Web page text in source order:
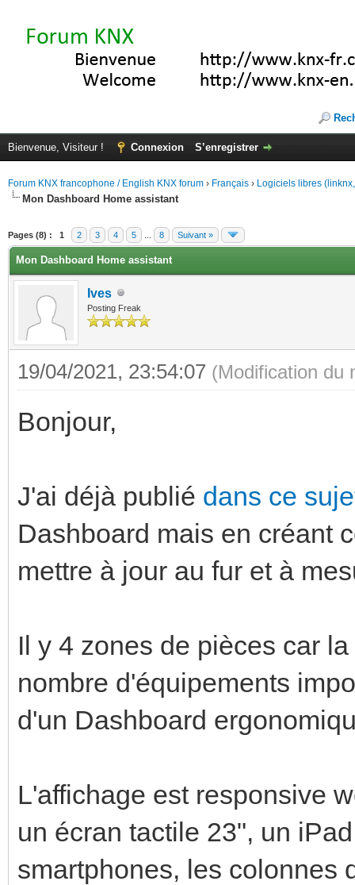
Bienvenue, Visiteur ! Connexion S’enregistrer
Forum KNX francophone / English KNX forum › Français › Logiciels libres
Mon Dashboard Home assistant
Pages (8) : 1 2 3 4 5 8 Suivant »
Mon Dashboard Home assistant
Ives
Posting Freak
19/04/2021, 23:54:07 (Modification du
Bonjour,
J'ai déjà publié dans ce
Dashboard mais en créant
mettre à jour au fur et à
Il y 4 zones de pièces car
nombre d'équipements
d'un Dashboard
L'affichage est responsive
un écran tactile 23", un
smartphones, les colonnes